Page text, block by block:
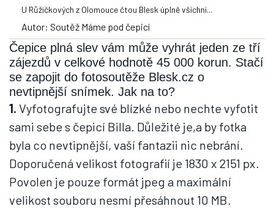
U Růžičkových z Olomouce čtou Blesk úplně všichni...
Autor: Soutěž Máme pod čepicí
Čepice plná slev vám může vyhrát jeden ze tří
zájezdů v celkové hodnotě 45 000 korun. Stačí
se zapojit do fotosoutěže Blesk.cz o
nevtipnější snímek. Jak na to?
1. Vyfotografujte své blízké nebo nechte vyfotit
sami sebe s čepicí Billa. Důležité je,a by fotka
byla co nevtipnější, vaší fantazii nic nebrání.
Doporučená velikost fotografií je 1830 x 2151 px.
Povolen je pouze formát jpeg a maximální
velikost souboru nesmí přesáhnout 10 MB.